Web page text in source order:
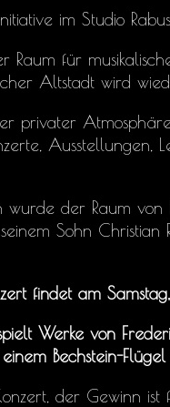
im Studio
Raum für
Altstadt wird
privater
Ausstellungen,
wurde der Raum
Sohn Christian
findet am
Werke von
Bechstein-
Konzert, der Gewinn